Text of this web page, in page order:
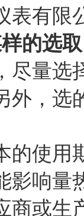
表有限
的选取
尽量选
外，选
的使用
影响量
商或生